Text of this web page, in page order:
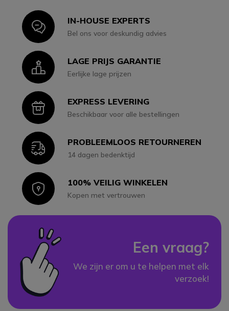
IconIN-HOUSE EXPERTS
Bel ons voor deskundig advies
IconLAGE PRIJS GARANTIE
Eerlijke lage prijzen
IconEXPRESS LEVERING
Beschikbaar voor alle bestellingen
IconPROBLEEMLOOS RETOURNEREN
14 dagen bedenktijd
Icon100% VEILIG WINKELEN
Kopen met vertrouwen
Een vraag?
We zijn er om u te helpen met elk
verzoek!